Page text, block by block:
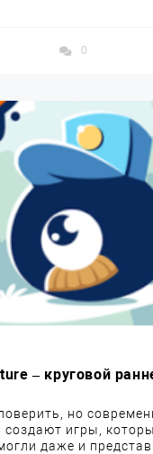
0
– круговой
но
создают игры,
даже и